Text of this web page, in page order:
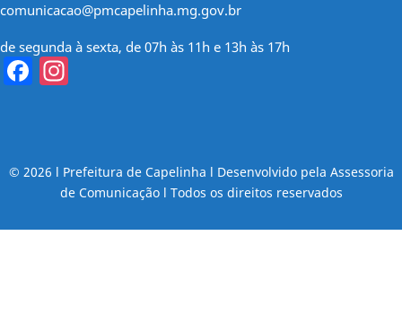
comunicacao@pmcapelinha.mg.gov.br
de segunda à sexta, de 07h às 11h e 13h às 17h
Facebook
© 2026 l Prefeitura de Capelinha l Desenvolvido pela Assessoria
de Comunicação l Todos os direitos reservados